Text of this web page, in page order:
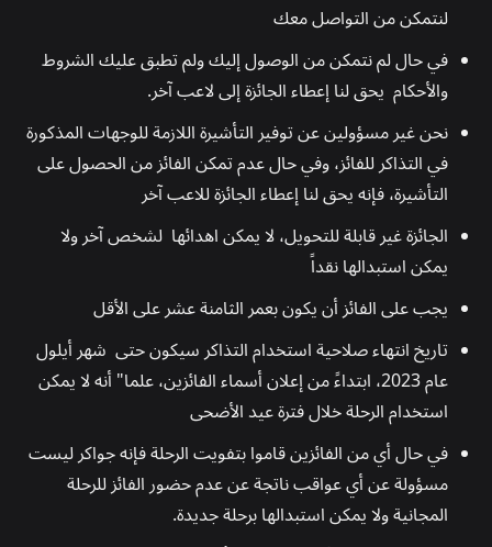
لنتمكن من التواصل معك
في حال لم نتمكن من الوصول إليك ولم تطبق عليك الشروط
والأحكام يحق لنا إعطاء الجائزة إلى لاعب آخر.
نحن غير مسؤولين عن توفير التأشيرة اللازمة للوجهات المذكورة
في التذاكر للفائز، وفي حال عدم تمكن الفائز من الحصول على
التأشيرة، فإنه يحق لنا إعطاء الجائزة للاعب آخر
الجائزة غير قابلة للتحويل، لا يمكن اهدائها لشخص آخر ولا
يمكن استبدالها نقداً
يجب على الفائز أن يكون بعمر الثامنة عشر على الأقل
تاريخ انتهاء صلاحية استخدام التذاكر سيكون حتى شهر أيلول
عام 2023، ابتداءً من إعلان أسماء الفائزين، علما" أنه لا يمكن
استخدام الرحلة خلال فترة عيد الأضحى
في حال أي من الفائزين قاموا بتفويت الرحلة فإنه جواكر ليست
مسؤولة عن أي عواقب ناتجة عن عدم حضور الفائز للرحلة
المجانية ولا يمكن استبدالها برحلة جديدة.